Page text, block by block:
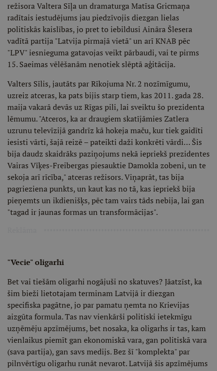
režisora Valtera Sīļa un dramaturga Matīsa Gricmaņa
radītais iestudējums jau piedzīvojis diezgan lielas
politiskās kaislības, jo pret to iebildusi Aināra Šlesera
vadītā partija "Latvija pirmajā vietā" un arī KNAB pēc
"LPV" iesnieguma gatavojas veikt pārbaudi, vai te pirms
15. Saeimas vēlēšanām nenotiek slēptā aģitācija.
Valters Sīlis, jautāts par Rīkojuma Nr. 2 nozīmīgumu,
uzreiz atceras, ka pats bijis starp tiem, kas 2011. gada 28.
maija vakarā devās uz Rīgas pili, lai sveiktu šo prezidenta
lēmumu. "Atceros, ka ar draugiem skatījāmies Zatlera
uzrunu televīzijā gandrīz kā hokeja maču, kur tiek gaidīti
iesisti vārti, šajā reizē – pateikti daži konkrēti vārdi… Šis
bija daudz skaidrāks paziņojums nekā iepriekš prezidentes
Vairas Vīķes-Freibergas piesauktie Damokla zobeni, un te
sekoja arī rīcība," atceras režisors. Viņaprāt, tas bija
pagrieziena punkts, un kaut kas no tā, kas iepriekš bija
pieņemts un ikdienišķs, pēc tam vairs tāds nebija, lai gan
"tagad ir jaunas formas un transformācijas".
"Vecie" oligarhi
Bet vai tiešām oligarhi nogājuši no skatuves? Jāatzīst, ka
šim bieži lietotajam terminam Latvijā ir diezgan
specifiska pagātne, jo par pamatu ņemta no Krievijas
aizgūta formula. Tas nav vienkārši politiski ietekmīgu
uzņēmēju apzīmējums, bet nosaka, ka oligarhs ir tas, kam
vienlaikus piemīt gan ekonomiskā vara, gan politiskā vara
(sava partija), gan savs medijs. Bez šī "komplekta" par
pilnvērtīgu oligarhu runāt nevarot. Latvijā šis apzīmējums